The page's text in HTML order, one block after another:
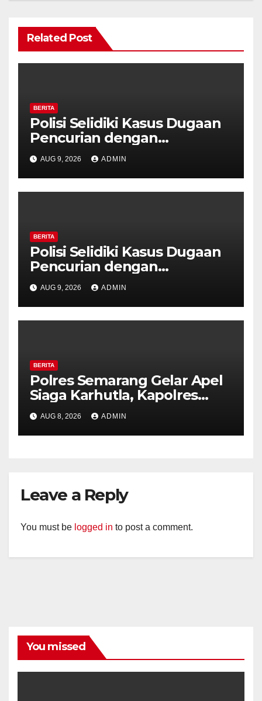
Related Post
BERITA
Polisi Selidiki Kasus Dugaan
Pencurian dengan
Kekerasan di Counter HP
Royal Phone Ambarawa.
AUG 9, 2026 ADMIN
BERITA
Polisi Selidiki Kasus Dugaan
Pencurian dengan
Kekerasan di Counter HP
Royal Phone Ambarawa.
AUG 9, 2026 ADMIN
BERITA
Polres Semarang Gelar Apel
Siaga Karhutla, Kapolres
Tekankan Sinergi dan
Kesiapsiagaan Hadapi Musim
Kemarau.
AUG 8, 2026 ADMIN
Leave a Reply
You must be logged in to post a comment.
You missed